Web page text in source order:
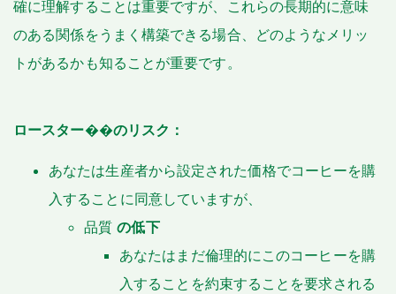
確に理解することは重要ですが、これらの長期的に意味
のある関係をうまく構築できる場合、どのようなメリッ
トがあるかも知ることが重要です。
ロースター��のリスク：
あなたは生産者から設定された価格でコーヒーを購
入することに同意していますが、
品質の低下
あなたはまだ倫理的にこのコーヒーを購
入することを約束することを要求される